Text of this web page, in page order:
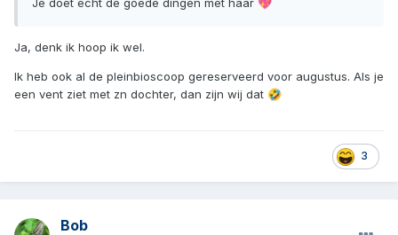
Je doet echt de goede dingen met haar 💖
Ja, denk ik hoop ik wel.
Ik heb ook al de pleinbioscoop gereserveerd voor augustus. Als je
een vent ziet met zn dochter, dan zijn wij dat 🤣
3
Bob